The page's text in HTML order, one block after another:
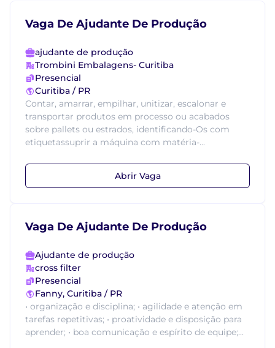
Vaga De Ajudante De Produção
ajudante de produção
Trombini Embalagens- Curitiba
Presencial
Curitiba / PR
Contar, amarrar, empilhar, unitizar, escalonar e
transportar produtos em processo ou acabados
sobre pallets ou estrados, identificando-Os com
etiquetassuprir a máquina com matéria-...
Abrir Vaga
Vaga De Ajudante De Produção
Ajudante de produção
cross filter
Presencial
Fanny, Curitiba / PR
• organização e disciplina; • agilidade e atenção em
tarefas repetitivas; • proatividade e disposição para
aprender; • boa comunicação e espírito de equipe;...